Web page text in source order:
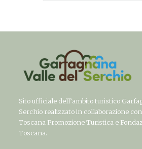
Sito ufficiale dell’ambito turistico
Serchio realizzato in collaborazione
Toscana Promozione Turistica e
Toscana.